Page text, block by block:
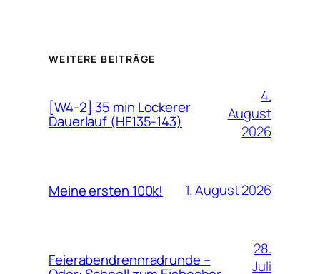
WEITERE BEITRÄGE
[W4-2] 35 min Lockerer
Dauerlauf (HF135-143)
4.
August
2026
Meine ersten 100k! 1. August 2026
Feierabendrennradrunde –
28.
Juli